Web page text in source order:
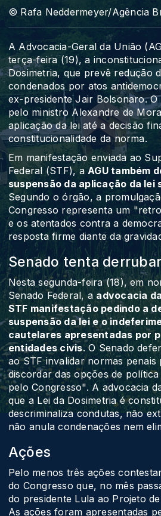
© Rafa Neddermeyer/Agência
A Advocacia-Geral da União
terça-feira (19), a
Dosimetria, que prevê redução
condenados por atos
ex-presidente Jair Bolsonaro.
pelo ministro Alexandre de
aplicação da lei até a decisão
constitucionalidade da norma.
Em manifestação enviada ao
Federal (STF), aAGU também
suspensão da aplicação da lei
Segundo o órgão, a
Congresso representa um
e os atentados contra a
resposta firme diante da
Senado tenta
Nesta segunda-feira (18), em
Senado Federal, a advocacia
STF manifestação pedindo a
suspensão da lei e o
cautelares apresentadas por
entidades civis. O Senado
ao STF invalidar normas penais
discordar das opções de
pelo Congresso". A advocacia
que a Lei da Dosimetria é
descriminaliza condutas, não
não anula condenações nem
Ações
Pelo menos três ações
do Congresso que, no mês
do presidente Lula ao Projeto
As ações foram apresentadas